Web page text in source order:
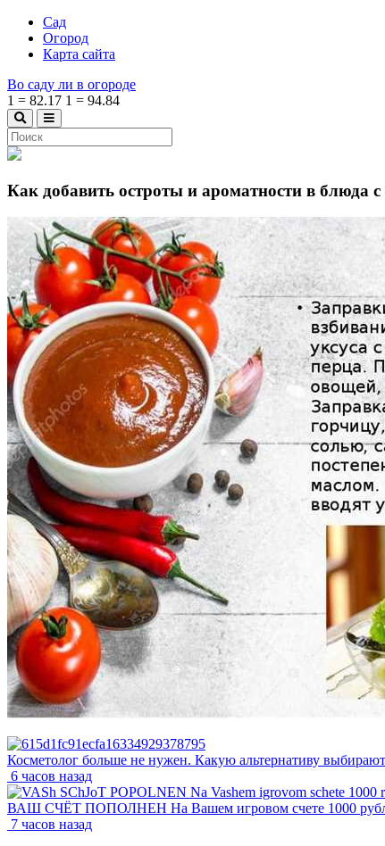
Сад
Огород
Карта сайта
Во саду ли в огороде
1 = 82.17 1 = 94.84
Как добавить остроты и ароматности в блюда
Косметолог больше не нужен. Какую альтернативу
6 часов назад
ВАШ СЧЁТ ПОПОЛНЕН На Вашем игровом счете 1000
7 часов назад